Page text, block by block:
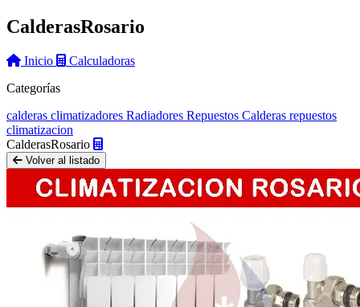
CalderasRosario
Inicio
Calculadoras
Categorías
calderas climatizadores Radiadores Repuestos Calderas repuestos
climatizacion
CalderasRosario
Volver al listado